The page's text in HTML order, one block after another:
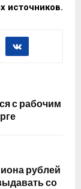
источников.
с рабочим
рублей
со